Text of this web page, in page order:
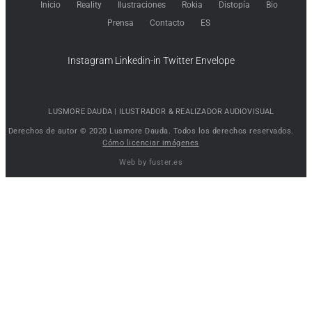
Inicio Reality Ilustraciones Rokia Distopía
Bio
Prensa
Contacto ES
Instagram Linkedin-in Twitter Envelope
LUSMORE DAUDA |​ ILUSTRADOR & REALIZADOR AUDIOVISUAL
Derechos de autor © 2020 Lusmore Dauda. Todos los derechos reservados.
Cómo licenciar imágenes
Web by fuster.es